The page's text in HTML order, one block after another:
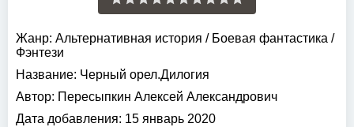
Жанр: Альтернативная история / Боевая фантастика /
Фэнтези
Название: Черный орел.Дилогия
Автор: Пересыпкин Алексей Александрович
Дата добавления: 15 январь 2020